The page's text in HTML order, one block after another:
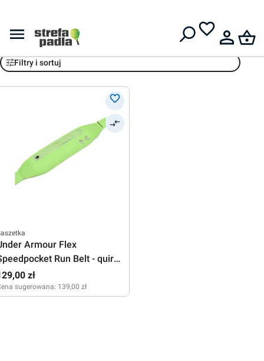
Under Armour
Filtry i sortuj
Armour Flex
Run Belt - quirky
black
zł
sugerowana: 139,00 zł